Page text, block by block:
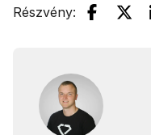
Részvény: